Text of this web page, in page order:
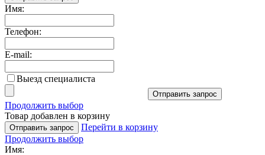
Имя:
Телефон:
E-mail:
Выезд специалиста
Отправить запрос
Продолжить выбор
Товар добавлен в корзину
Отправить запрос
Перейти в корзину
Продолжить выбор
Имя: